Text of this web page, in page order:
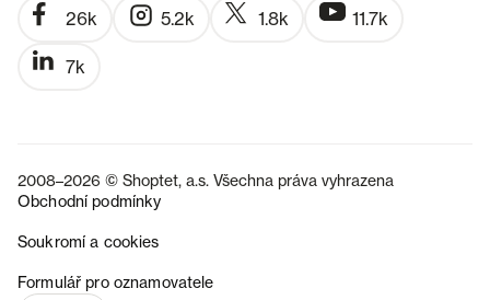
26k 5.2k 1.8k 11.7k
7k
2008–2026 © Shoptet, a.s. Všechna práva vyhrazena
Obchodní podmínky
Soukromí a cookies
Formulář pro oznamovatele